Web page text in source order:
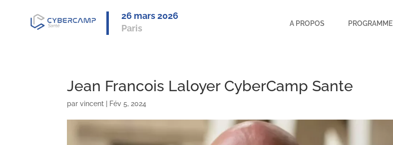
26 mars 2026
Paris
A PROPOS PROGRAMME
Jean Francois Laloyer CyberCamp Sante
parvincent Fév 5, 2024